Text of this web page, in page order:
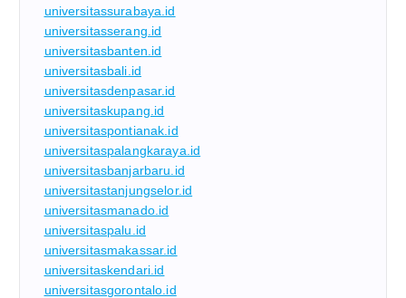
universitassurabaya.id
universitasserang.id
universitasbanten.id
universitasbali.id
universitasdenpasar.id
universitaskupang.id
universitaspontianak.id
universitaspalangkaraya.id
universitasbanjarbaru.id
universitastanjungselor.id
universitasmanado.id
universitaspalu.id
universitasmakassar.id
universitaskendari.id
universitasgorontalo.id